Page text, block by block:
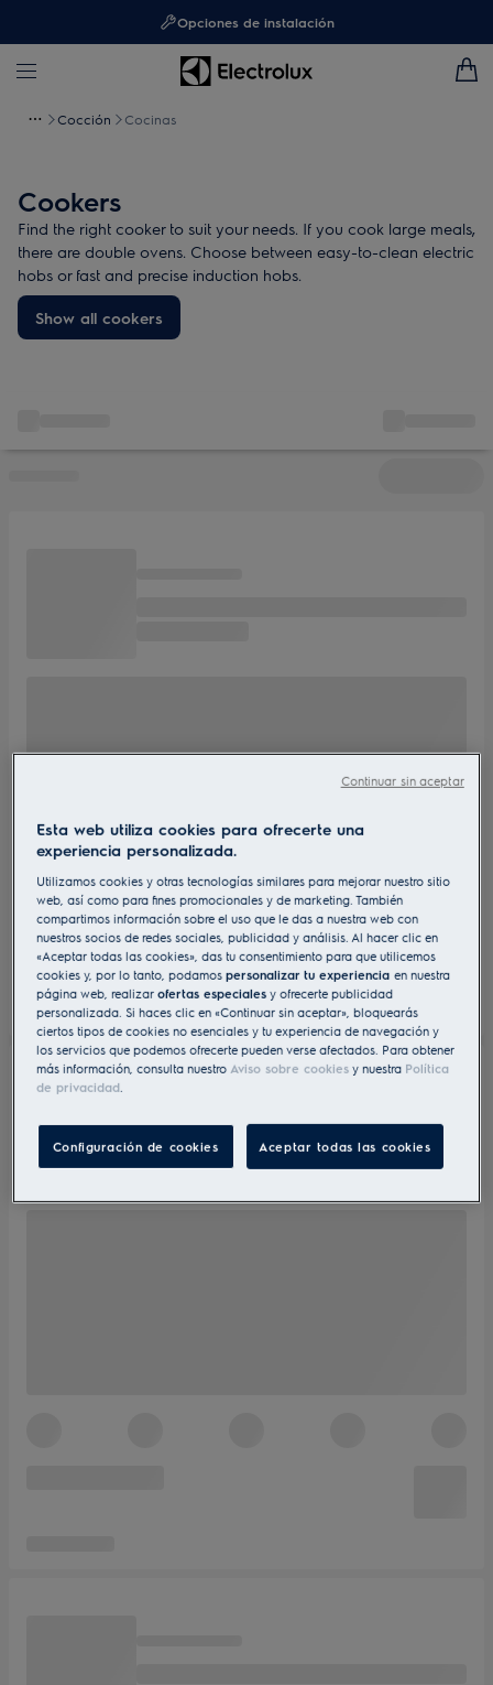
Opciones de instalación
Cocción Cocinas
Cookers
Find the right cooker to suit your needs. If you cook large meals,
there are double ovens. Choose between easy-to-clean electric
hobs or fast and precise induction hobs.
Show all cookers
Esta web utiliza cookies para ofrecerte una
experiencia personalizada.
Utilizamos cookies y otras tecnologías similares para mejorar nuestro sitio
web, así como para fines promocionales y de marketing. También
compartimos información sobre el uso que le das a nuestra web con
nuestros socios de redes sociales, publicidad y análisis. Al hacer clic en
«Aceptar todas las cookies», das tu consentimiento para que utilicemos
cookies y, por lo tanto, podamospersonalizar tu experienciaen nuestra
página web, realizarofertas especiales y ofrecerte publicidad
personalizada. Si haces clic en «Continuar sin aceptar», bloquearás
ciertos tipos de cookies no esenciales y tu experiencia de navegación y
los servicios que podemos ofrecerte pueden verse afectados. Para obtener
más información, consulta nuestroAviso sobre cookies y nuestra Política
de privacidad.
Configuración de cookies Aceptar todas las cookies
Continuar sin aceptar